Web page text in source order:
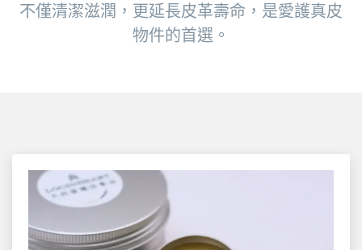
不僅清潔滋潤，更延長皮革壽命，是愛護真皮
物件的首選。